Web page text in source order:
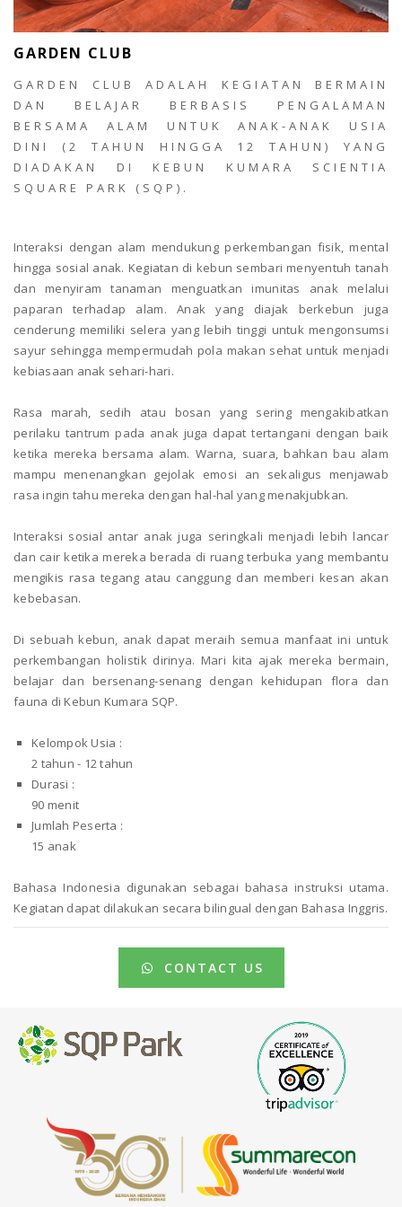
GARDEN CLUB
GARDEN CLUB ADALAH KEGIATAN BERMAIN
DAN BELAJAR BERBASIS PENGALAMAN
BERSAMA ALAM UNTUK ANAK-ANAK USIA
DINI (2 TAHUN HINGGA 12 TAHUN) YANG
DIADAKAN DI KEBUN KUMARA SCIENTIA
SQUARE PARK (SQP).
Interaksi dengan alam mendukung perkembangan fisik, mental
hingga sosial anak. Kegiatan di kebun sembari menyentuh tanah
dan menyiram tanaman menguatkan imunitas anak melalui
paparan terhadap alam. Anak yang diajak berkebun juga
cenderung memiliki selera yang lebih tinggi untuk mengonsumsi
sayur sehingga mempermudah pola makan sehat untuk menjadi
kebiasaan anak sehari-hari.
Rasa marah, sedih atau bosan yang sering mengakibatkan
perilaku tantrum pada anak juga dapat tertangani dengan baik
ketika mereka bersama alam. Warna, suara, bahkan bau alam
mampu menenangkan gejolak emosi an sekaligus menjawab
rasa ingin tahu mereka dengan hal-hal yang menakjubkan.
Interaksi sosial antar anak juga seringkali menjadi lebih lancar
dan cair ketika mereka berada di ruang terbuka yang membantu
mengikis rasa tegang atau canggung dan memberi kesan akan
kebebasan.
Di sebuah kebun, anak dapat meraih semua manfaat ini untuk
perkembangan holistik dirinya. Mari kita ajak mereka bermain,
belajar dan bersenang-senang dengan kehidupan flora dan
fauna di Kebun Kumara SQP.
Kelompok Usia :
2 tahun - 12 tahun
Durasi :
90 menit
Jumlah Peserta :
15 anak
Bahasa Indonesia digunakan sebagai bahasa instruksi utama.
Kegiatan dapat dilakukan secara bilingual dengan Bahasa Inggris.
CONTACT US